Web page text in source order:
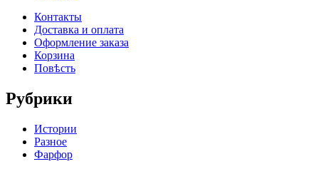
Контакты
Доставка и оплата
Оформление заказа
Корзина
Повѣсть
Рубрики
Истории
Разное
Фарфор